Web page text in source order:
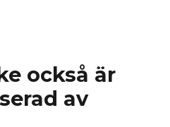
också är
av